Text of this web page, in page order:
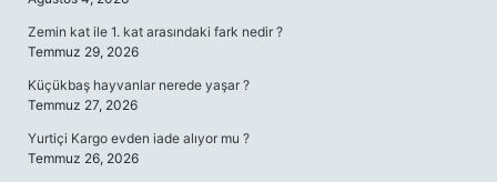
Zemin kat ile 1. kat arasındaki fark nedir ?
Temmuz 29, 2026
Küçükbaş hayvanlar nerede yaşar ?
Temmuz 27, 2026
Yurtiçi Kargo evden iade alıyor mu ?
Temmuz 26, 2026